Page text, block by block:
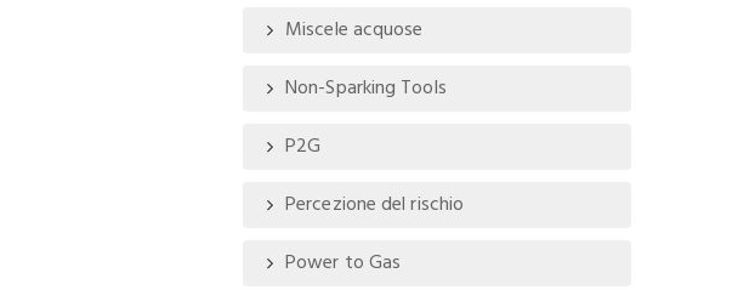
Miscele acquose
Non-Sparking Tools
P2G
Percezione del rischio
Power to Gas